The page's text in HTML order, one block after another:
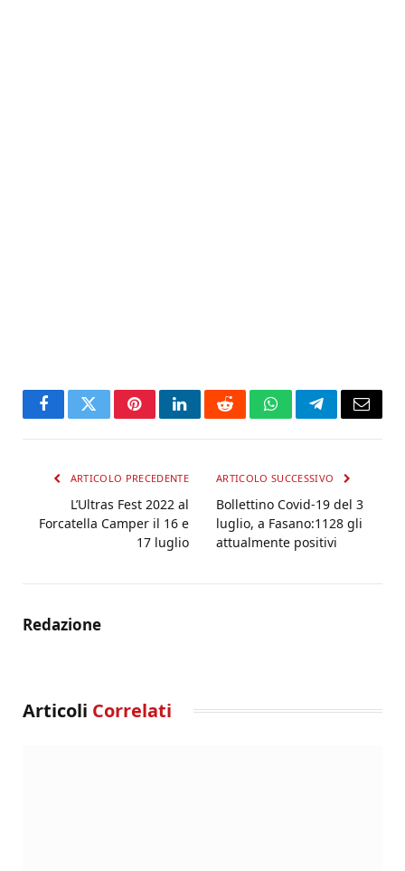
FacebookTwitterPinterestLinkedInRedditWhatsAppTelegramEmail
ARTICOLO PRECEDENTE
L’Ultras Fest 2022 al
Forcatella Camper il 16 e
17 luglio
ARTICOLO SUCCESSIVO
Bollettino Covid-19 del 3
luglio, a Fasano:1128 gli
attualmente positivi
Redazione
Articoli Correlati